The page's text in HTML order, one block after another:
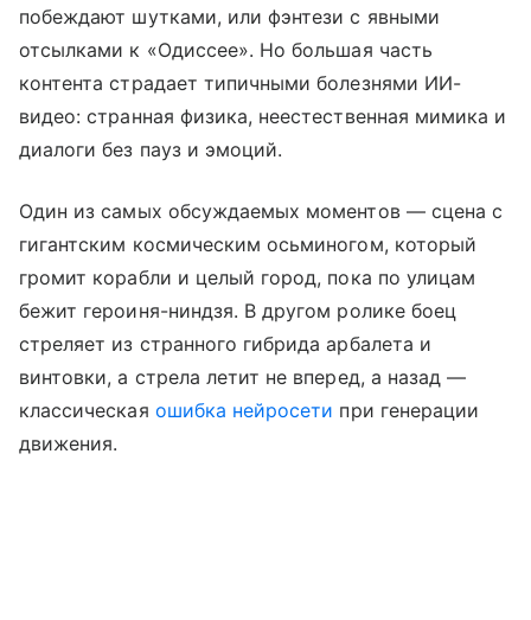
побеждают шутками, или фэнтези с явными
отсылками к «Одиссее». Но большая часть
контента страдает типичными болезнями ИИ-
видео: странная физика, неестественная мимика и
диалоги без пауз и эмоций.
Один из самых обсуждаемых моментов — сцена с
гигантским космическим осьминогом, который
громит корабли и целый город, пока по улицам
бежит героиня-ниндзя. В другом ролике боец
стреляет из странного гибрида арбалета и
винтовки, а стрела летит не вперед, а назад —
классическая ошибка нейросети при генерации
движения.